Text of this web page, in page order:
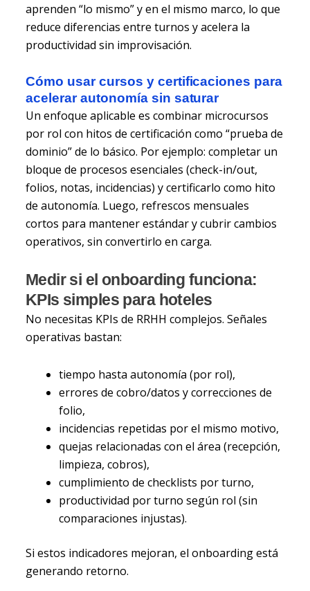
aprenden “lo mismo” y en el mismo marco, lo que
reduce diferencias entre turnos y acelera la
productividad sin improvisación.
Cómo usar cursos y certificaciones para
acelerar autonomía sin saturar
Un enfoque aplicable es combinar microcursos
por rol con hitos de certificación como “prueba de
dominio” de lo básico. Por ejemplo: completar un
bloque de procesos esenciales (check-in/out,
folios, notas, incidencias) y certificarlo como hito
de autonomía. Luego, refrescos mensuales
cortos para mantener estándar y cubrir cambios
operativos, sin convertirlo en carga.
Medir si el onboarding funciona:
KPIs simples para hoteles
No necesitas KPIs de RRHH complejos. Señales
operativas bastan:
tiempo hasta autonomía (por rol),
errores de cobro/datos y correcciones de
folio,
incidencias repetidas por el mismo motivo,
quejas relacionadas con el área (recepción,
limpieza, cobros),
cumplimiento de checklists por turno,
productividad por turno según rol (sin
comparaciones injustas).
Si estos indicadores mejoran, el onboarding está
generando retorno.